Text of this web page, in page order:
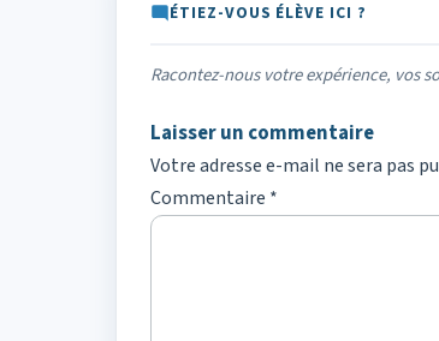
ÉTIEZ-VOUS ÉLÈVE ICI ?
Racontez-nous votre expérience, vos
Laisser un commentaire
Votre adresse e-mail ne sera pas
Commentaire *